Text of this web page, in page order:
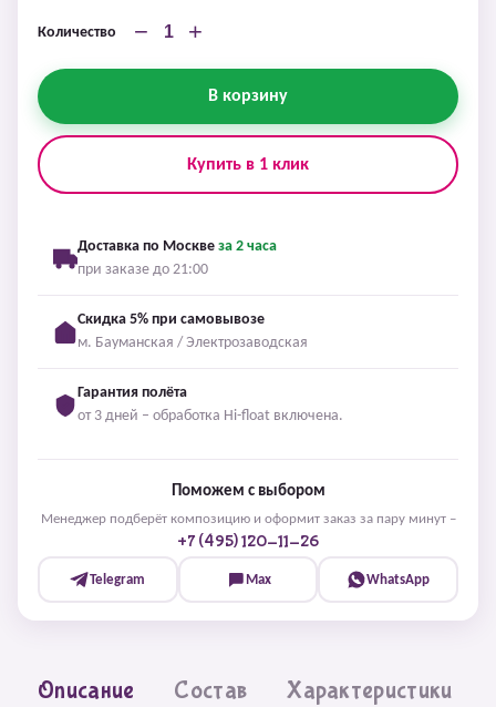
Количество − +
В корзину
Купить в 1 клик
Доставка по Москве за 2 часа
при заказе до 21:00
Скидка 5% при самовывозе
м. Бауманская / Электрозаводская
Гарантия полёта
от 3 дней – обработка Hi-float включена.
Поможем с выбором
Менеджер подберёт композицию и оформит заказ за пару минут –
+7 (495) 120-11-26
Telegram Max WhatsApp
Описание Состав Характеристики